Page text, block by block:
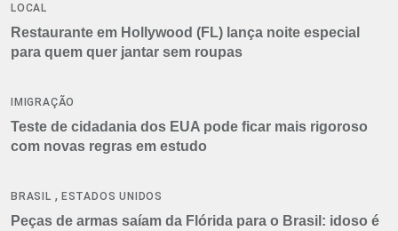
LOCAL
Restaurante em Hollywood (FL) lança noite especial
para quem quer jantar sem roupas
IMIGRAÇÃO
Teste de cidadania dos EUA pode ficar mais rigoroso
com novas regras em estudo
BRASIL , ESTADOS UNIDOS
Peças de armas saíam da Flórida para o Brasil: idoso é